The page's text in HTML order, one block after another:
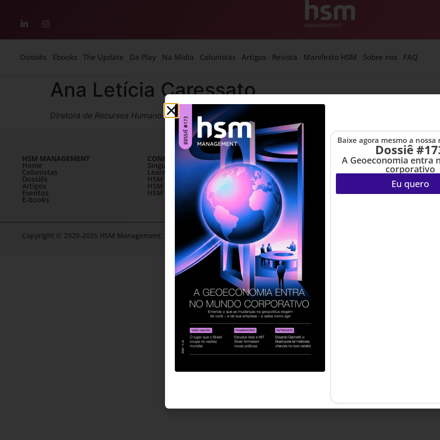
Dossiês Ebooks The Update Dá Play Na Mídia Colunistas Artigos Revista Manifesto HSM Sobre nós FAQ
Ana Letícia Caressato
Diretora de Recursos Humanos na Ascenty
HSM MANAGEMENT
Home
Colunistas
Dossiês
Artigos
Eventos
E-books
CONHEÇA A HSM
SingularityU Brazil
Learning Village
HSM University
HSM Mais
HSM Academy
Copyright © 2020-2025 HSM Management. Todos os direitos reservados.
Baixe agora mesmo a nossa
Dossiê
A Geoeconomia entra
corporativo
Eu quero